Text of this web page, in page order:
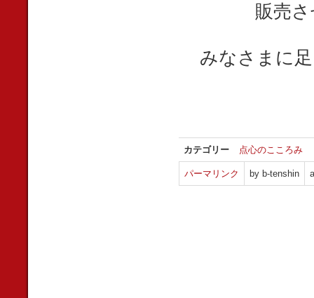
販売
みなさまに
カテゴリー 点心のこころみ
パーマリンク by b-tenshin